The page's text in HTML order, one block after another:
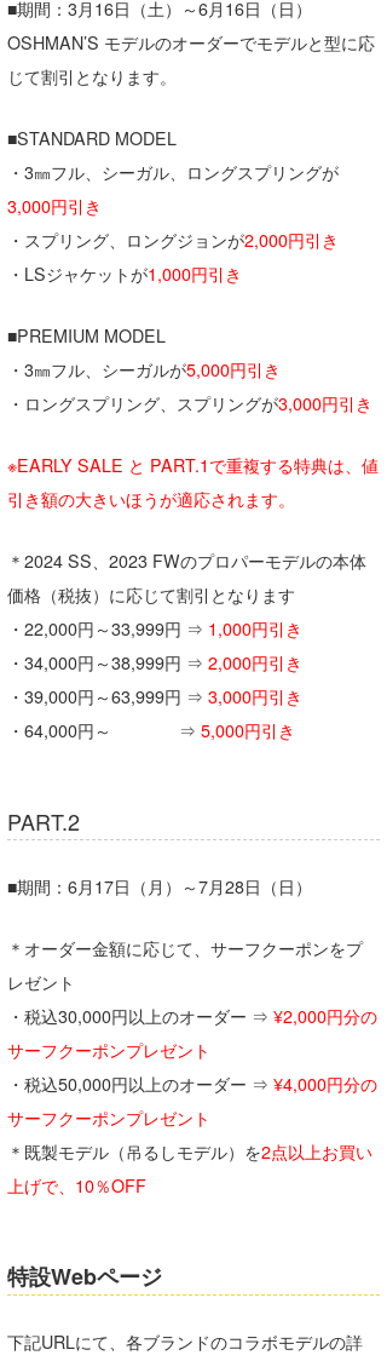
■期間：3月16日（土）～6月16日（日）
OSHMAN’S モデルのオーダーでモデルと型に応
じて割引となります。
■STANDARD MODEL
・3㎜フル、シーガル、ロングスプリングが
3,000円引き
・スプリング、ロングジョンが2,000円引き
・LSジャケットが1,000円引き
■PREMIUM MODEL
・3㎜フル、シーガルが5,000円引き
・ロングスプリング、スプリングが3,000円引き
※EARLY SALE と PART.1で重複する特典は、値
引き額の大きいほうが適応されます。
＊2024 SS、2023 FWのプロパーモデルの本体
価格（税抜）に応じて割引となります
・22,000円～33,999円 ⇒ 1,000円引き
・34,000円～38,999円 ⇒2,000円引き
・39,000円～63,999円 ⇒3,000円引き
・64,000円～ ⇒5,000円引き
PART.2
■期間：6月17日（月）～7月28日（日）
＊オーダー金額に応じて、サーフクーポンをプ
レゼント
・税込30,000円以上のオーダー ⇒ ¥2,000円分の
サーフクーポンプレゼント
・税込50,000円以上のオーダー ⇒¥4,000円分の
サーフクーポンプレゼント
＊既製モデル（吊るしモデル）を2点以上お買い
上げで、10％OFF
特設Webページ
下記URLにて、各ブランドのコラボモデルの詳